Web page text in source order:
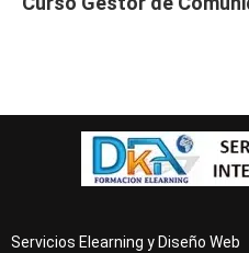
Servicios Elearning y Diseño Web